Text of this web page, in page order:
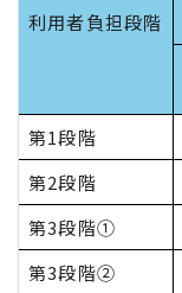
利用者負担段階
第1段階
第2段階
第3段階①
第3段階②